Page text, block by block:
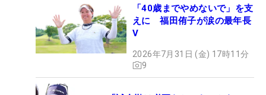
「40歳までやめないで」を支
えに 福田侑子が涙の最年長
V
2026年7月31日 (金) 17時11分
9